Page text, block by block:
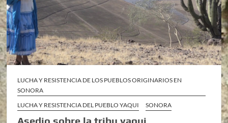
LUCHA Y RESISTENCIA DE LOS PUEBLOS ORIGINARIOS EN
SONORA
LUCHA Y RESISTENCIA DEL PUEBLO YAQUI
SONORA
Asedio sobre la tribu yaqui